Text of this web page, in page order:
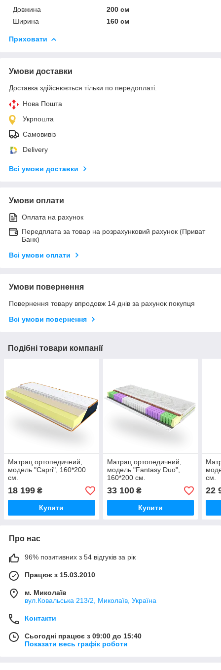
Довжина
200 см
Ширина
160 см
Приховати
Умови доставки
Доставка здійснюється тільки по передоплаті.
Нова Пошта
Укрпошта
Самовивіз
Delivery
Всі умови доставки
Умови оплати
Оплата на рахунок
Передплата за товар на розрахунковий рахунок (Приват
Банк)
Всі умови оплати
Умови повернення
Повернення товару впродовж 14 днів за рахунок покупця
Всі умови повернення
Подібні товари компанії
Матрац ортопедичний,
модель "Capri", 160*200
см.
18 199 ₴
Купити
Матрац ортопедичний,
модель "Fantasy Duo",
160*200 см.
33 100₴
Купити
см.
22
Про нас
96% позитивних з 54 відгуків за рік
Працює з 15.03.2010
м. Миколаїв
вул.Ковальська 213/2, Миколаїв, Україна
Контакти
Сьогодні працює з 09:00 до 15:40
Показати весь графік роботи